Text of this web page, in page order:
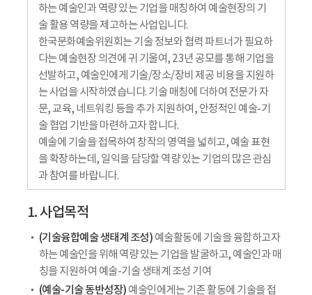
하는 예술인과 역량 있는 기업을 매칭하여 예술현장의 기
술 활용 역량을 제고하는 사업입니다.
한국문화예술위원회는 기술 정보와 협력 파트너가 필요하
다는 예술현장 의견에 귀 기울여, 23년 공모를 통해 기업을
선발하고, 예술인에게 기술/장소/장비 제공 비용을 지원하
는 사업을 시작하였습니다. 기술 매칭에 더하여 전문가 자
문, 교육, 네트워킹 등을 추가 지원하여, 안정적인 예술-기
술 협업 기반을 마련하고자 합니다.
예술에 기술을 접목하여 창작의 영역을 넓히고, 예술 표현
을 확장하는데, 일익을 담당할 역량 있는 기업의 많은 관심
과 참여를 바랍니다.
1. 사업목적
(기술융합예술 생태계 조성) 예술활동에 기술을 융합하고자
하는 예술인을 위해 역량 있는 기업을 발굴하고, 예술인과 매
칭을 지원하여 예술-기술 생태계 조성 기여
(예술-기술 동반성장) 예술인에게는 기존 활동에 기술을 접